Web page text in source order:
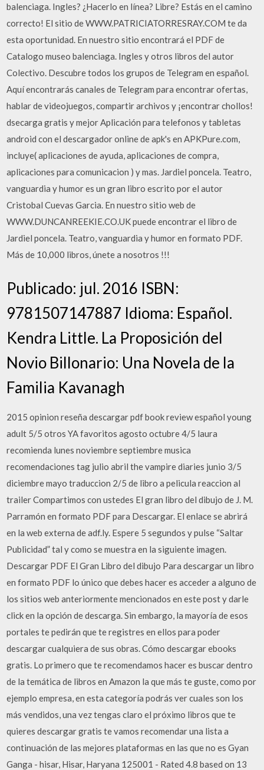
balenciaga. Ingles? ¿Hacerlo en línea? Libre? Estás en el camino
correcto! El sitio de WWW.PATRICIATORRESRAY.COM te da
esta oportunidad. En nuestro sitio encontrará el PDF de
Catalogo museo balenciaga. Ingles y otros libros del autor
Colectivo. Descubre todos los grupos de Telegram en español.
Aquí encontrarás canales de Telegram para encontrar ofertas,
hablar de videojuegos, compartir archivos y ¡encontrar chollos!
dsecarga gratis y mejor Aplicación para telefonos y tabletas
android con el descargador online de apk's en APKPure.com,
incluye( aplicaciones de ayuda, aplicaciones de compra,
aplicaciones para comunicacion ) y mas. Jardiel poncela. Teatro,
vanguardia y humor es un gran libro escrito por el autor
Cristobal Cuevas Garcia. En nuestro sitio web de
WWW.DUNCANREEKIE.CO.UK puede encontrar el libro de
Jardiel poncela. Teatro, vanguardia y humor en formato PDF.
Más de 10,000 libros, únete a nosotros !!!
Publicado: jul. 2016 ISBN:
9781507147887 Idioma: Español.
Kendra Little. La Proposición del
Novio Billonario: Una Novela de la
Familia Kavanagh
2015 opinion reseña descargar pdf book review español young
adult 5/5 otros YA favoritos agosto octubre 4/5 laura
recomienda lunes noviembre septiembre musica
recomendaciones tag julio abril the vampire diaries junio 3/5
diciembre mayo traduccion 2/5 de libro a pelicula reaccion al
trailer Compartimos con ustedes El gran libro del dibujo de J. M.
Parramón en formato PDF para Descargar. El enlace se abrirá
en la web externa de adf.ly. Espere 5 segundos y pulse “Saltar
Publicidad” tal y como se muestra en la siguiente imagen.
Descargar PDF El Gran Libro del dibujo Para descargar un libro
en formato PDF lo único que debes hacer es acceder a alguno de
los sitios web anteriormente mencionados en este post y darle
click en la opción de descarga. Sin embargo, la mayoría de esos
portales te pedirán que te registres en ellos para poder
descargar cualquiera de sus obras. Cómo descargar ebooks
gratis. Lo primero que te recomendamos hacer es buscar dentro
de la temática de libros en Amazon la que más te guste, como por
ejemplo empresa, en esta categoría podrás ver cuales son los
más vendidos, una vez tengas claro el próximo libros que te
quieres descargar gratis te vamos recomendar una lista a
continuación de las mejores plataformas en las que no es Gyan
Ganga - hisar, Hisar, Haryana 125001 - Rated 4.8 based on 13